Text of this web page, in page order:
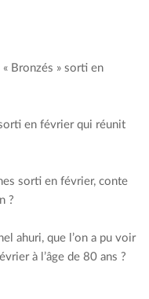
Bronzés » sorti en
en février qui réunit
sorti en février, conte
?
ahuri, que l’on a pu voir
à l’âge de 80 ans ?